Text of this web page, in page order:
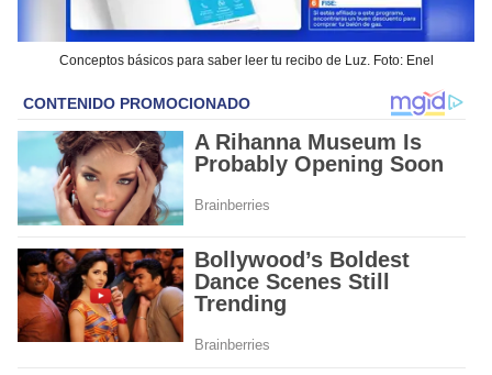
Conceptos básicos para saber leer tu recibo de Luz. Foto: Enel